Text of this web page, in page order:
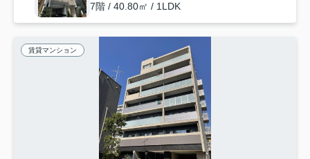
7階 / 40.80㎡ / 1LDK
賃貸マンション